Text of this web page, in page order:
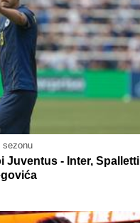
sezonu
Juventus - Inter, Spalletti